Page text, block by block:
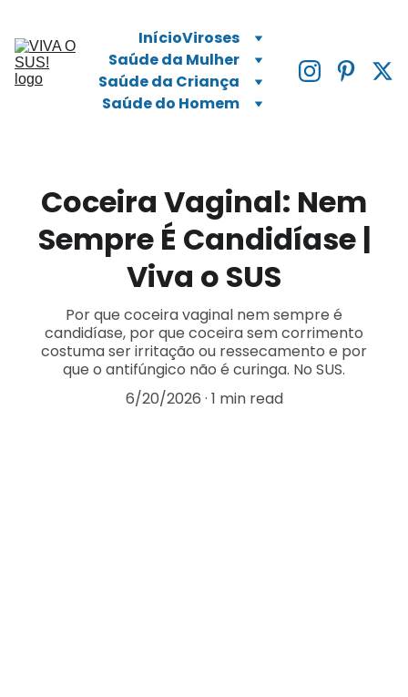
InícioViroses
Saúde da Mulher
Saúde da Criança
Saúde do Homem
Coceira Vaginal: Nem
Sempre É Candidíase |
Viva o SUS
Por que coceira vaginal nem sempre é
candidíase, por que coceira sem corrimento
costuma ser irritação ou ressecamento e por
que o antifúngico não é curinga. No SUS.
6/20/2026 1 min read